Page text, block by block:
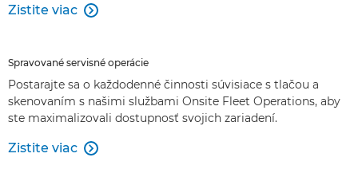
Zistite viac 
Spravované servisné operácie
Postarajte sa o každodenné činnosti súvisiace s tlačou a
skenovaním s našimi službami Onsite Fleet Operations, aby
ste maximalizovali dostupnosť svojich zariadení.
Zistite viac 